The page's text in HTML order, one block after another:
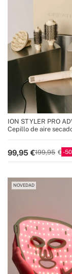
ION STYLER PRO
Cepillo de aire
99,95 199,95 50
NOVEDAD